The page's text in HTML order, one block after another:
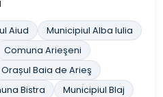
Aiud
Municipiul Alba Iulia
Comuna Arieşeni
Orașul Baia de Arieş
Bistra
Municipiul Blaj